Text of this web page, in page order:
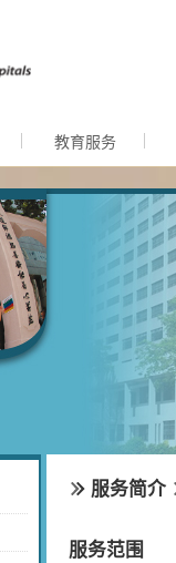
教育服务
服务简介
服务范围